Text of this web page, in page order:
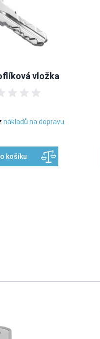
vložka
nákladů na dopravu
košíku